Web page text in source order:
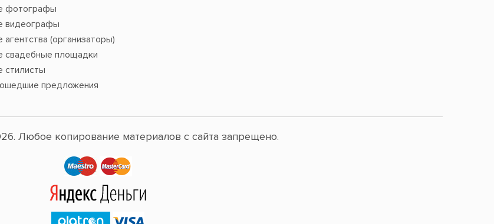
фотографы
видеографы
агентства (организаторы)
свадебные площадки
стилисты
предложения
Любое копирование материалов с сайта запрещено.